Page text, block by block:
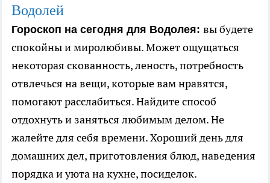
Водолей
Гороскоп на сегодня для Водолея: вы будете
спокойны и миролюбивы. Может ощущаться
некоторая скованность, леность, потребность
отвлечься на вещи, которые вам нравятся,
помогают расслабиться. Найдите способ
отдохнуть и заняться любимым делом. Не
жалейте для себя времени. Хороший день для
домашних дел, приготовления блюд, наведения
порядка и уюта на кухне, посиделок.